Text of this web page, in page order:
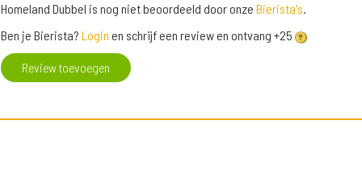
Homeland Dubbel is nog niet beoordeeld door onze Bierista's.
Ben je Bierista? Login en schrijf een review en ontvang +25
Review toevoegen